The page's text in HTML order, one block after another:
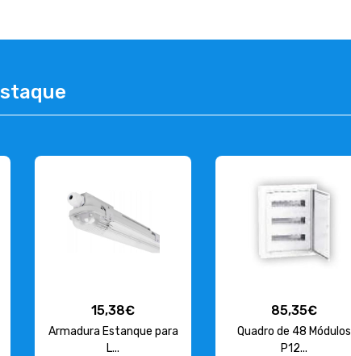
15,38€
Armadura Estanque para
L...
85,35€
Quadro de 48 Módulos
P12...